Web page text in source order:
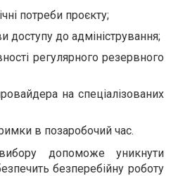
потреби проєкту;
доступу до адміністрування;
регулярного резервного
на спеціалізованих
в позаробочий час.
допоможе уникнути
безперебійну роботу